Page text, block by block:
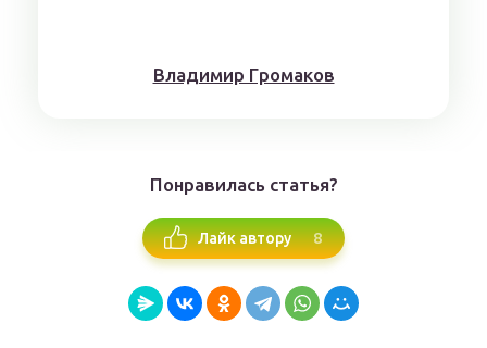
Влaдимиp Гpoмaкoв
Понравилась статья?
Лайк автору 8